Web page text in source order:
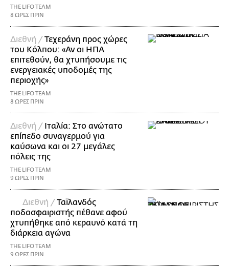
THE LIFO TEAM
8 ΩΡΕΣ ΠΡΙΝ
Διεθνή /Τεχεράνη προς χώρες
του Κόλπου: «Αν οι ΗΠΑ
επιτεθούν, θα χτυπήσουμε τις
ενεργειακές υποδομές της
περιοχής»
THE LIFO TEAM
8 ΩΡΕΣ ΠΡΙΝ
Διεθνή / Ιταλία: Στο ανώτατο
επίπεδο συναγερμού για
καύσωνα και οι 27 μεγάλες
πόλεις της
THE LIFO TEAM
9 ΩΡΕΣ ΠΡΙΝ
Διεθνή /Ταϊλανδός
ποδοσφαιριστής πέθανε αφού
χτυπήθηκε από κεραυνό κατά τη
διάρκεια αγώνα
THE LIFO TEAM
9 ΩΡΕΣ ΠΡΙΝ